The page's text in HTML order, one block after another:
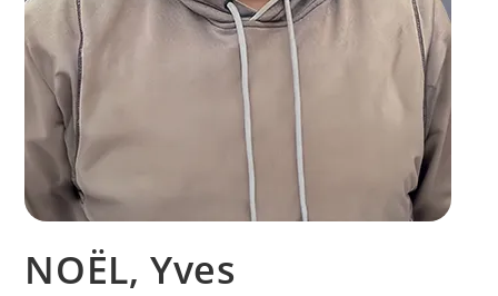
NOËL, Yves